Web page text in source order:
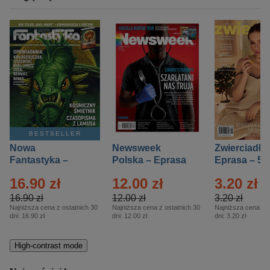
BESTSELLER
Nowa
Fantastyka –
16.90 zł
16.90 zł
Najniższa cena z ostatnich 30
dni: 16.90 zł
Newsweek
Polska – Eprasa
12.00 zł
12.00 zł
Najniższa cena z ostatnich 30
dni: 12.00 zł
Zwierciadło
Eprasa – 5/
3.20 zł
3.20 zł
Najniższa cena z
dni: 3.20 zł
High-contrast mode